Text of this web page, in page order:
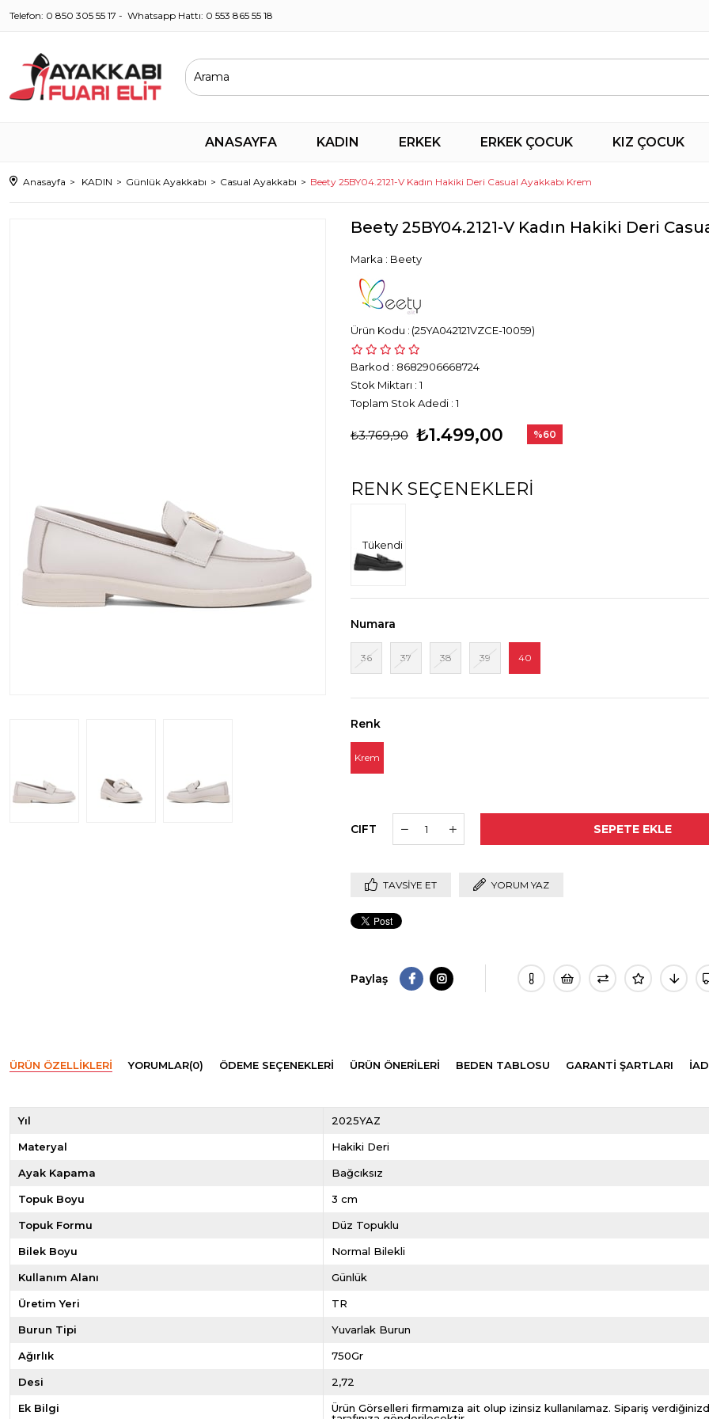
Telefon: 0 850 305 55 17 - Whatsapp Hattı: 0 553 865 55 18
ANASAYFA KADIN ERKEK ERKEK ÇOCUK KIZ ÇOCUK
Anasayfa KADIN Günlük Ayakkabı Casual Ayakkabı Beety 25BY04.2121-V Kadın Hakiki Deri Casual Ayakkabı Krem
Beety 25BY04.2121-V Kadın Hakiki Deri
Marka : Beety
(25YA042121VZCE-10059)
Barkod : 8682906668724
Stok Miktarı : 1
Toplam Stok Adedi : 1
₺3.769,90 ₺1.499,00 %60
RENK SEÇENEKLERI
Tükendi
Numara
36 37 38 39 40
Renk
Krem
CIFT
TAVSIYE ET YORUM YAZ
Paylaş
ÜRÜN ÖZELLIKLERI YORUMLAR(0) ÖDEME SEÇENEKLERI ÜRÜN ÖNERILERI BEDEN TABLOSU GARANTİ ŞARTLARI
Yıl 2025YAZ
Materyal Hakiki Deri
Ayak Kapama Bağcıksız
Topuk Boyu 3 cm
Topuk Formu Düz Topuklu
Bilek Boyu Normal Bilekli
Kullanım Alanı Günlük
Üretim Yeri TR
Burun Tipi Yuvarlak Burun
Ağırlık 750Gr
Desi 2,72
Ek Bilgi
Ürün Görselleri firmamıza ait olup izinsiz kullanılamaz. Sipariş